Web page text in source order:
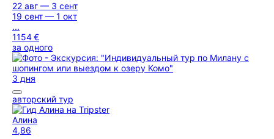
22 авг — 3 сент
19 сент — 1 окт
...
1154 €
за одного
3 дня
авторский тур
Алина
4,86